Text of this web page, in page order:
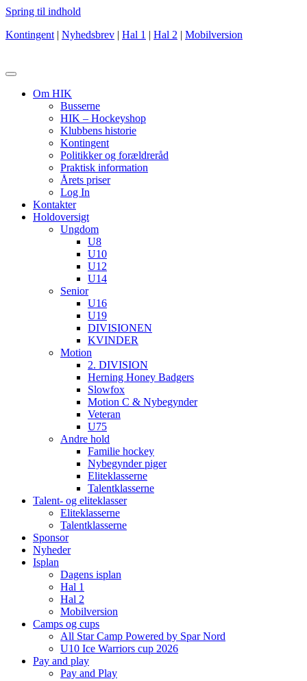
Spring til indhold
Kontingent | Nyhedsbrev | Hal 1 | Hal 2 | Mobilversion
Om HIK
Busserne
HIK – Hockeyshop
Klubbens historie
Kontingent
Politikker og forældreråd
Praktisk information
Årets priser
Log In
Kontakter
Holdoversigt
Ungdom
U8
U10
U12
U14
Senior
U16
U19
DIVISIONEN
KVINDER
Motion
2. DIVISION
Herning Honey Badgers
Slowfox
Motion C & Nybegynder
Veteran
U75
Andre hold
Familie hockey
Nybegynder piger
Eliteklasserne
Talentklasserne
Talent- og eliteklasser
Eliteklasserne
Talentklasserne
Sponsor
Nyheder
Isplan
Dagens isplan
Hal 1
Hal 2
Mobilversion
Camps og cups
All Star Camp Powered by Spar Nord
U10 Ice Warriors cup 2026
Pay and play
Pay and Play